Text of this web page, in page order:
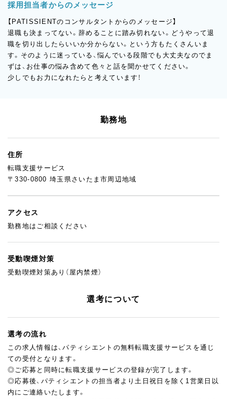
採用担当者からのメッセージ
【PATISSIENTのコンサルタントからのメッセージ】
退職も決まってない。辞めることに踏み切れない。どうやって退
職を切り出したらいいか分からない。という方もたくさんいま
す。そのように迷っている、悩んでいる段階でも大丈夫なのでま
ずは、お仕事の悩み含めて色々と話を聞かせてください。
少しでもお力になれたらと考えています！
勤務地
住所
転職支援サービス
〒330-0800 埼玉県さいたま市周辺地域
アクセス
勤務地はご相談ください
受動喫煙対策
受動喫煙対策あり（屋内禁煙）
選考について
選考の流れ
この求人情報は、パティシエントの無料転職支援サービスを通じ
ての受付となります。
◎ご応募と同時に転職支援サービスの登録が完了します。
◎応募後、パティシエントの担当者より土日祝日を除く1営業日以
内にご連絡いたします。